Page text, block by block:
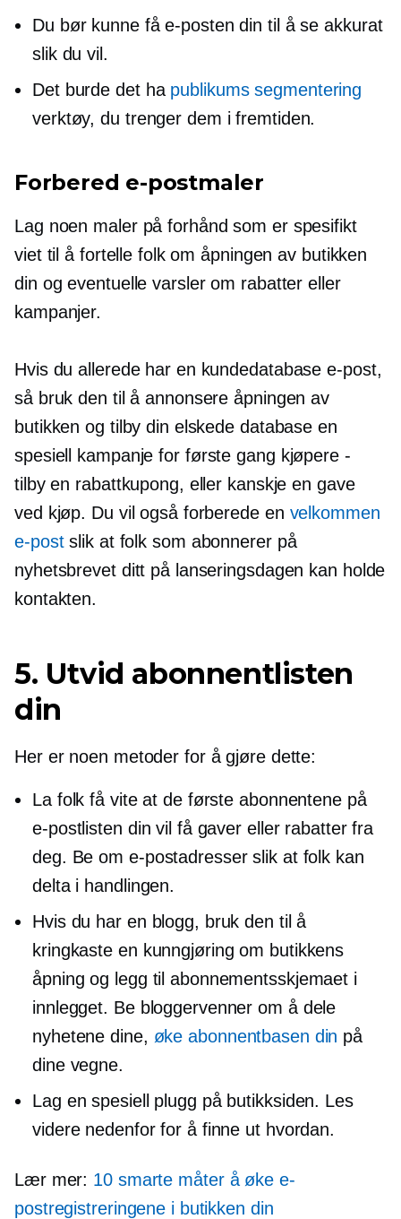
Du bør kunne få e-posten din til å se akkurat
slik du vil.
Det burde det ha publikums segmentering
verktøy, du trenger dem i fremtiden.
Forbered e-postmaler
Lag noen maler på forhånd som er spesifikt
viet til å fortelle folk om åpningen av butikken
din og eventuelle varsler om rabatter eller
kampanjer.
Hvis du allerede har en kundedatabasee-post,
så bruk den til å annonsere åpningen av
butikken og tilby din elskede database en
spesiell kampanje for første gang kjøpere -
tilby en rabattkupong, eller kanskje en gave
ved kjøp. Du vil også forberede en velkommen
e-postslik at folk som abonnerer på
nyhetsbrevet ditt på lanseringsdagen kan holde
kontakten.
5. Utvid abonnentlisten
din
Her er noen metoder for å gjøre dette:
La folk få vite at de første abonnentene på
e-postlisten din vil få gaver eller rabatter fra
deg. Be om e-postadresser slik at folk kan
delta i handlingen.
Hvis du har en blogg, bruk den til å
kringkaste en kunngjøring om butikkens
åpning og legg til abonnementsskjemaet i
innlegget. Be bloggervenner om å dele
nyhetene dine, øke abonnentbasen din på
dine vegne.
Lag en spesiell plugg på butikksiden. Les
videre nedenfor for å finne ut hvordan.
Lær mer: 10 smarte måter å øke e-
postregistreringene i butikken din